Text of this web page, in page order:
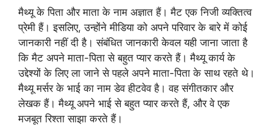
मैथ्यू के पिता और माता के नाम अज्ञात हैं। मैट एक निजी व्यक्तित्व
प्रेमी हैं। इसलिए, उन्होंने मीडिया को अपने परिवार के बारे में कोई
जानकारी नहीं दी है। संबंधित जानकारी केवल यही जाना जाता है
कि मैट अपने माता-पिता से बहुत प्यार करते हैं। मैथ्यू कार्य के
उद्देश्यों के लिए ला जाने से पहले अपने माता-पिता के साथ रहते थे।
मैथ्यू मर्सर के भाई का नाम डेव हीटवेव है। वह संगीतकार और
लेखक हैं। मैथ्यू अपने भाई से बहुत प्यार करते हैं, और वे एक
मजबूत रिश्ता साझा करते हैं।